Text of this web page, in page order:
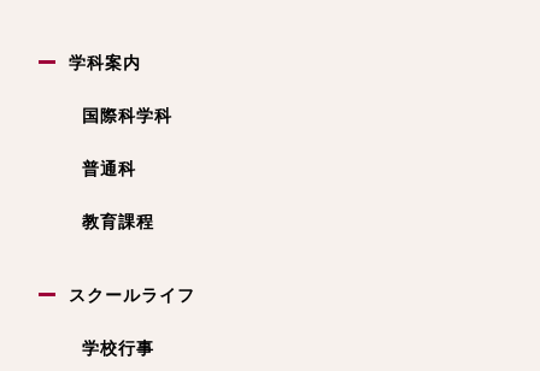
学科案内
国際科学科
普通科
教育課程
スクールライフ
学校行事